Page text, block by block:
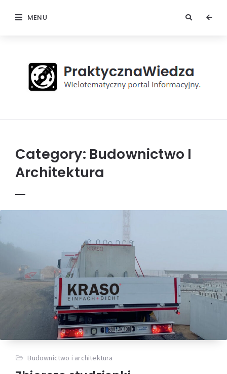
MENU
Category: Budownictwo I
Architektura
Budownictwo i architektura